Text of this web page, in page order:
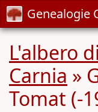
Genealogie
L'albero
Carnia »
Tomat (-